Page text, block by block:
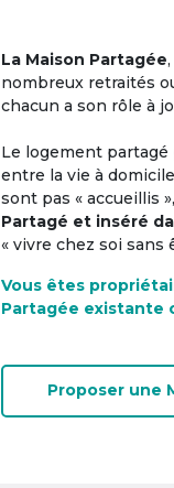
La Maison Partagée
nombreux retraités
chacun a son rôle à
Le logement
entre la vie à
sont pas « accueillis
Partagé et inséré
« vivre chez soi sans
Vous êtes
Partagée existante
Proposer une